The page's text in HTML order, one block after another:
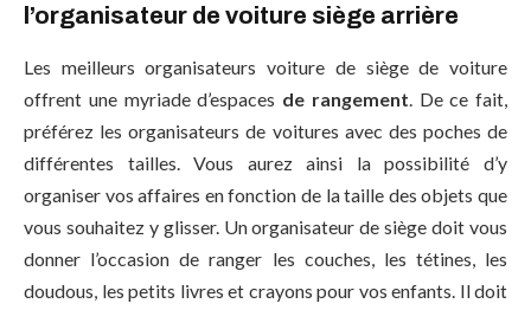
l’organisateur de voiture siège arrière
Les meilleurs organisateurs voiture de siège de voiture
offrent une myriade d’espaces de rangement. De ce fait,
préférez les organisateurs de voitures avec des poches de
différentes tailles. Vous aurez ainsi la possibilité d’y
organiser vos affaires en fonction de la taille des objets que
vous souhaitez y glisser. Un organisateur de siège doit vous
donner l’occasion de ranger les couches, les tétines, les
doudous, les petits livres et crayons pour vos enfants. Il doit